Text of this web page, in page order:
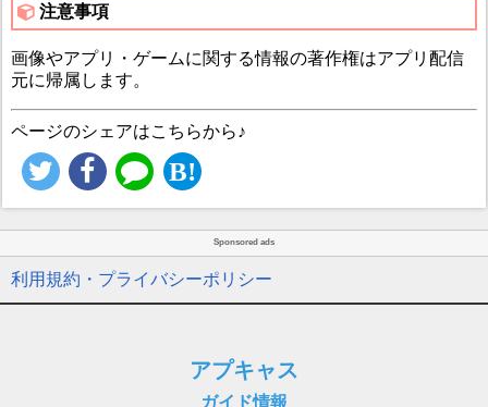
注意事項
画像やアプリ・ゲームに関する情報の著作権はアプリ配信
元に帰属します。
ページのシェアはこちらから♪
Sponsored ads
利用規約・プライバシーポリシー
アプキャス
ガイド情報